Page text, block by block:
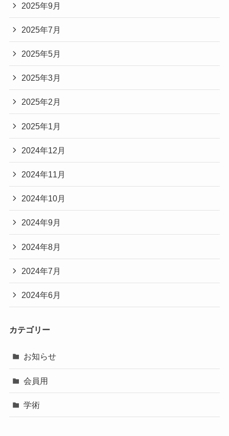
2025年9月
2025年7月
2025年5月
2025年3月
2025年2月
2025年1月
2024年12月
2024年11月
2024年10月
2024年9月
2024年8月
2024年7月
2024年6月
カテゴリー
お知らせ
会員用
学術